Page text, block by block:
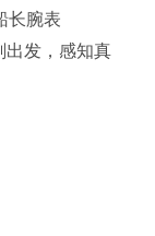
长腕表
出发，感知真